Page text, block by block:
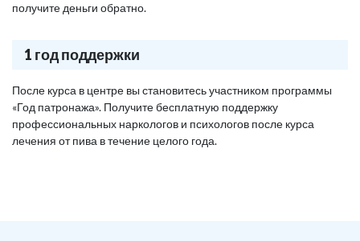
получите деньги обратно.
1 год поддержки
После курса в центре вы становитесь участником программы
«Год патронажа». Получите бесплатную поддержку
профессиональных наркологов и психологов после курса
лечения от пива в течение целого года.